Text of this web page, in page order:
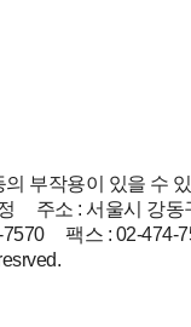
부작용이 있을 수
주소 : 서울시 강동
팩스 : 02-474-